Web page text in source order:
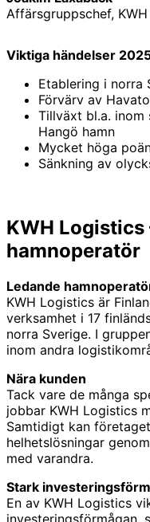
Affärsgruppschef,
Viktiga händelser
Etablering i norra
Förvärv av
Tillväxt bl.a. inom
Hangö hamn
Mycket höga
Sänkning av
KWH Logistics
hamnoperatör
Ledande
KWH Logistics är
verksamhet i 17
norra Sverige. I
inom andra
Nära kunden
Tack vare de många
jobbar KWH Logistics
Samtidigt kan
helhetslösningar
med varandra.
Stark
En av KWH Logistics
investeringsförmågan,